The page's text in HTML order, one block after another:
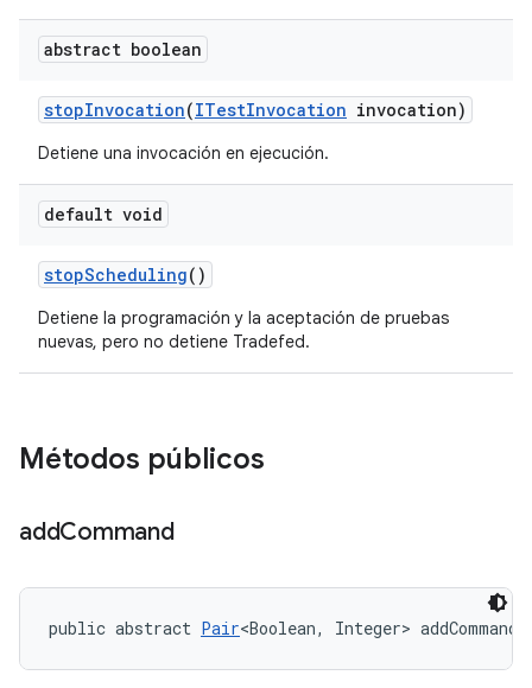
abstract boolean
stopInvocation(ITestInvocation invocation)
Detiene una invocación en ejecución.
default void
stopScheduling()
Detiene la programación y la aceptación de pruebas
nuevas, pero no detiene Tradefed.
Métodos públicos
addCommand
public abstract Pair<Boolean, Integer>